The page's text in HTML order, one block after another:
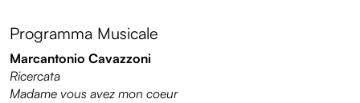
Programma Musicale
Marcantonio Cavazzoni
Ricercata
Madame vous avez mon coeur